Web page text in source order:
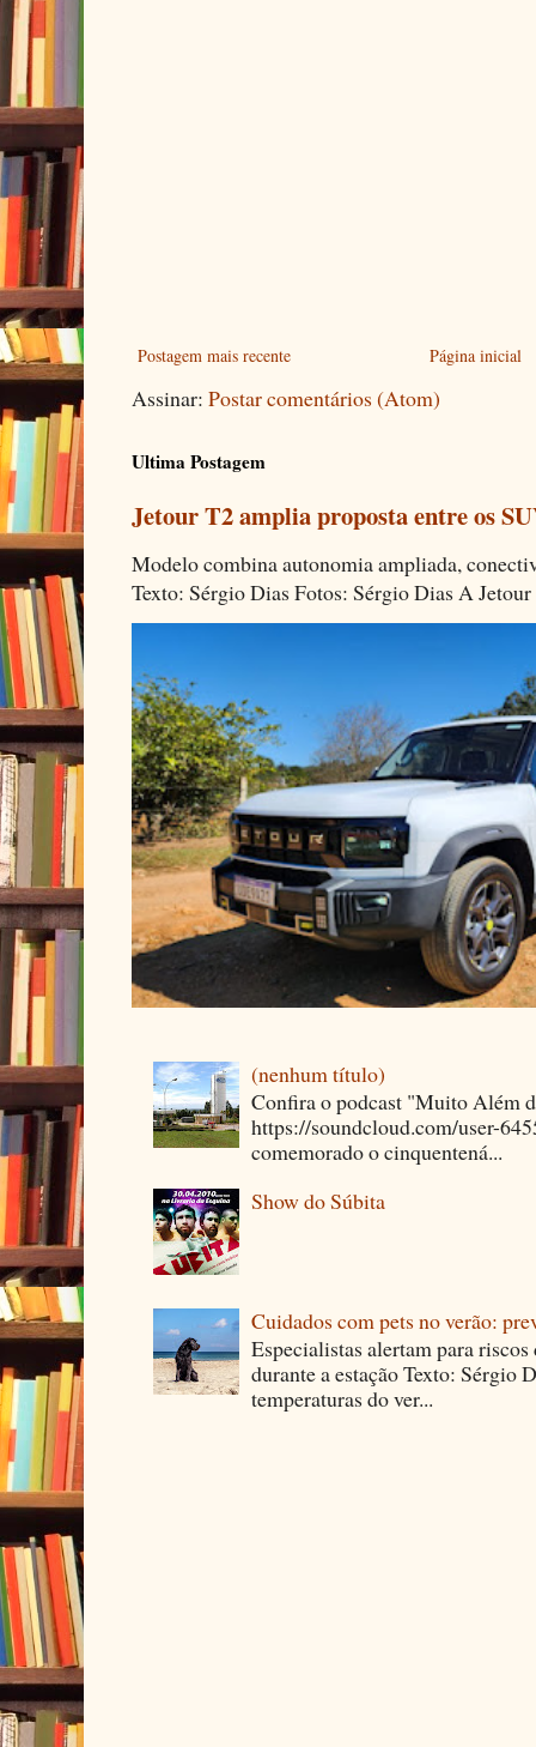
Postagem mais recente Página inicial
Assinar: Postar comentários (Atom)
Ultima Postagem
Jetour T2 amplia proposta entre os
Modelo combina autonomia ampliada,
Texto: Sérgio Dias Fotos: Sérgio Dias A
(nenhum título)
Confira o podcast "Muito Além
https://soundcloud.com/user-
comemorado o cinquentená...
Show do Súbita
Cuidados com pets no verão:
Especialistas alertam para
durante a estação Texto: Sérgio
temperaturas do ver...